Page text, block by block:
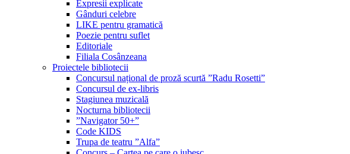
Expresii explicate
Gânduri celebre
LIKE pentru gramatică
Poezie pentru suflet
Editoriale
Filiala Cosânzeana
Proiectele bibliotecii
Concursul național de proză scurtă ”Radu Rosetti”
Concursul de ex-libris
Stagiunea muzicală
Nocturna bibliotecii
”Navigator 50+”
Code KIDS
Trupa de teatru ”Alfa”